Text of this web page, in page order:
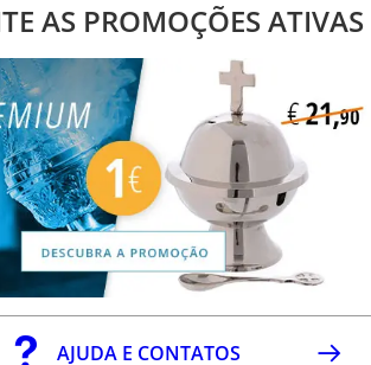
AS PROMOÇÕES ATIVAS
AJUDA E CONTATOS